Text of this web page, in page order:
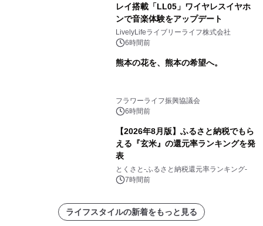
レイ搭載「LL05」ワイヤレスイヤホ
ンで音楽体験をアップデート
LivelyLifeライブリーライフ株式会社
6時間前
熊本の花を、熊本の希望へ。
フラワーライフ振興協議会
6時間前
【2026年8月版】ふるさと納税でもら
える『玄米』の還元率ランキングを発
表
とくさと-ふるさと納税還元率ランキング-
7時間前
ライフスタイルの新着をもっと見る